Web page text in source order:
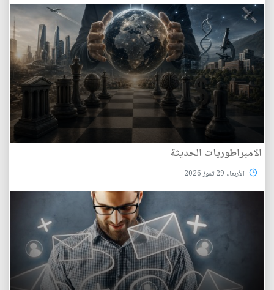
الامبراطوريات الحديثة
الأربعاء 29 تموز 2026